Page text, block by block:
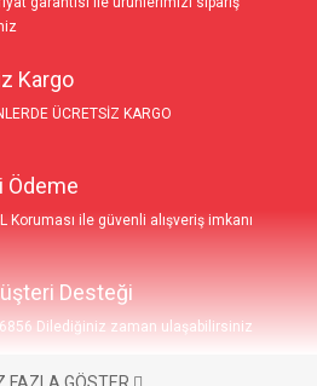
Kargo
ÜCRETSİZ KARGO
Ödeme
Koruması ile güvenli alışveriş imkanı
Desteği
Dilediğiniz zaman ulaşabilirsiniz